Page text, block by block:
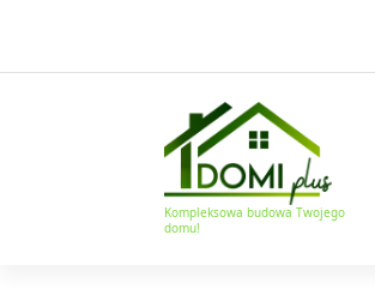
Kompleksowa budowa Twojego
domu!